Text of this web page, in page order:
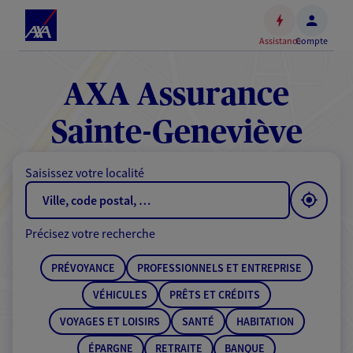
Accéder
contenu
principal
Accéder
au
de
AssistanceCompte
AXA Assurance
Sainte-Geneviève
Saisissez votre localité
Précisez votre recherche
PRÉVOYANCE
PROFESSIONNELS ET ENTREPRISE
VÉHICULES
PRÊTS ET CRÉDITS
VOYAGES ET LOISIRS
SANTÉ
HABITATION
ÉPARGNE
RETRAITE BANQUE